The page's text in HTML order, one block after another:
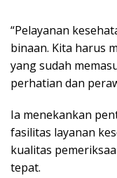
“Pelayanan
binaan. Kita harus
yang sudah
perhatian dan
Ia menekankan
fasilitas layanan
kualitas
tepat.